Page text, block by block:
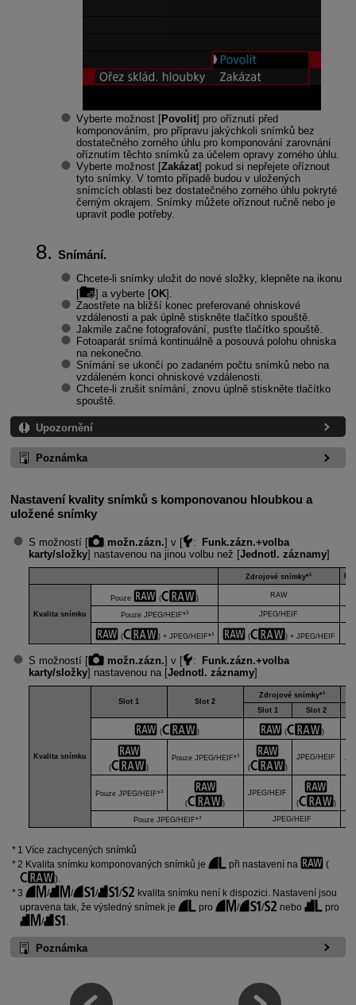
Vyberte možnost [Povolit] pro oříznutí před
komponováním, pro přípravu jakýchkoli snímků bez
dostatečného zorného úhlu pro komponování zarovnání
oříznutím těchto snímků za účelem opravy zorného úhlu.
Vyberte možnost [Zakázat] pokud si nepřejete oříznout
tyto snímky. V tomto případě budou v uložených
snímcích oblasti bez dostatečného zorného úhlu pokryté
černým okrajem. Snímky můžete oříznout ručně nebo je
upravit podle potřeby.
Snímání.
Chcete-li snímky uložit do nové složky, klepněte na ikonu
[
] a vyberte [OK].
Zaostřete na bližší konec preferované ohniskové
vzdálenosti a pak úplně stiskněte tlačítko spouště.
Jakmile začne fotografování, pusťte tlačítko spouště.
Fotoaparát snímá kontinuálně a posouvá polohu ohniska
na nekonečno.
Snímání se ukončí po zadaném počtu snímků nebo na
vzdáleném konci ohniskové vzdálenosti.
Chcete-li zrušit snímání, znovu úplně stiskněte tlačítko
spouště.
Upozornění
Poznámka
Nastavení kvality snímků s komponovanou hloubkou a
uložené snímky
S možností [ možn.zázn.] v [ :
Funk.zázn.+volba
karty/složky] nastavenou na jinou volbu než [Jednotl. záznamy]
Zdrojové snímky*1
Kvalita snímku
Pouze ( ) RAW
Pouze JPEG/HEIF*3 JPEG/HEIF
( ) + JPEG/HEIF*3 ( ) + JPEG/HEIF
S možností [ možn.zázn.] v [ :
Funk.zázn.+volba
karty/složky] nastavenou na [Jednotl. záznamy]
Kvalita snímku
Slot 1 Slot 2
Zdrojové snímky*1
Slot 1
Slot 2
( ) ( )
( )
Pouze JPEG/HEIF*3
( )
JPEG/HEIF
Pouze JPEG/HEIF*3
( )
JPEG/HEIF
(
)
Pouze JPEG/HEIF*3 JPEG/HEIF
1 Více zachycených snímků
2 Kvalita snímku komponovaných snímků je
při nastavení na
(
).
3
/ / / /
kvalita snímku není k dispozici. Nastavení jsou
upravena tak, že výsledný snímek je
pro / / nebo
pro
/
.
Poznámka